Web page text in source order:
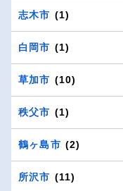
志木市 (1)
白岡市 (1)
草加市 (10)
秩父市 (1)
鶴ヶ島市 (2)
所沢市 (11)